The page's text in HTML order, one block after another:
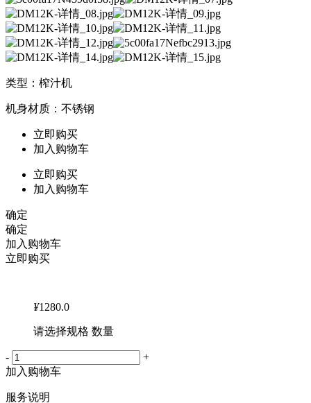
类型：榨汁机
机身材质：不锈钢
立即购买
加入购物车
立即购买
加入购物车
确定
确定
加入购物车
立即购买
¥1280.0
请选择规格 数量
-
+
加入购物车
服务说明